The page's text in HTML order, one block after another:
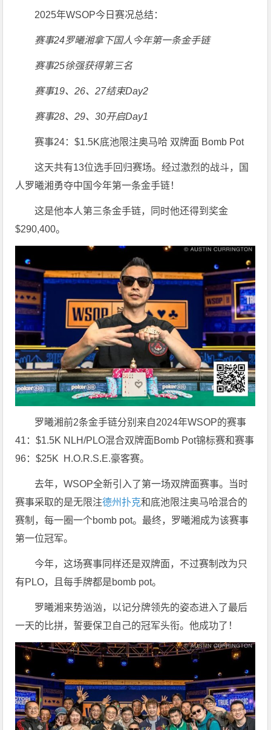
2025年WSOP今日赛况总结：
赛事24罗曦湘拿下国人今年第一条金手链
赛事25徐强获得第三名
赛事19、26、27结束Day2
赛事28、29、30开启Day1
赛事24：$1.5K底池限注奥马哈 双牌面 Bomb Pot
这天共有13位选手回归赛场。经过激烈的战斗，国
人罗曦湘勇夺中国今年第一条金手链！
这是他本人第三条金手链，同时他还得到奖金
$290,400。
罗曦湘前2条金手链分别来自2024年WSOP的赛事
41：$1.5K NLH/PLO混合双牌面Bomb Pot锦标赛和赛事
96：$25K H.O.R.S.E.豪客赛。
去年，WSOP全新引入了第一场双牌面赛事。当时
赛事采取的是无限注德州扑克和底池限注奥马哈混合的
赛制，每一圈一个bomb pot。最终，罗曦湘成为该赛事
第一位冠军。
今年，这场赛事同样还是双牌面，不过赛制改为只
有PLO，且每手牌都是bomb pot。
罗曦湘来势汹汹，以记分牌领先的姿态进入了最后
一天的比拼，誓要保卫自己的冠军头衔。他成功了！